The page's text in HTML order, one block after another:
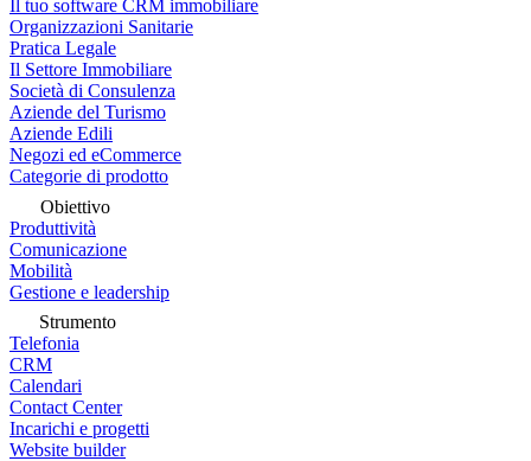
Il tuo software CRM immobiliare
Organizzazioni Sanitarie
Pratica Legale
Il Settore Immobiliare
Società di Consulenza
Aziende del Turismo
Aziende Edili
Negozi ed eCommerce
Categorie di prodotto
Obiettivo
Produttività
Comunicazione
Mobilità
Gestione e leadership
Strumento
Telefonia
CRM
Calendari
Contact Center
Incarichi e progetti
Website builder